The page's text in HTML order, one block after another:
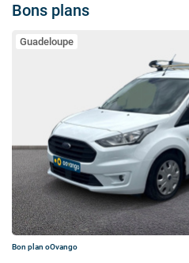
Bons plans
Guadeloupe
Bon plan oOvango